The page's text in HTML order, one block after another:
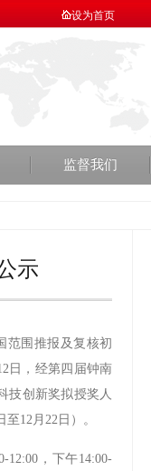
设为首页
监督我们
示
围推报及复核初
日，经第四届钟南
技创新奖拟授奖人
12月22日）。
，下午14:00-